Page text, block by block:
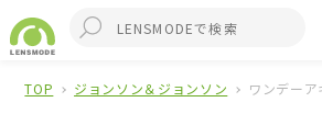
TOP ジョンソン＆ジョンソン ワンデー